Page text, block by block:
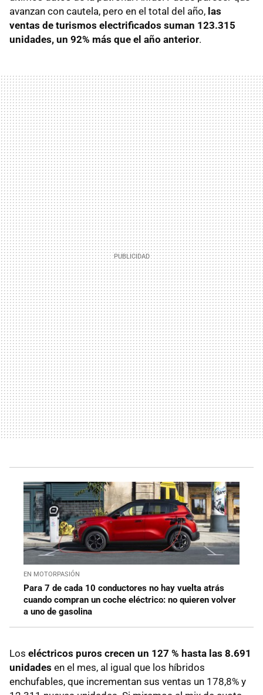
avanzan con cautela, pero en el total del año, las
ventas de turismos electrificados suman 123.315
unidades, un 92% más que el año anterior.
EN MOTORPASIÓN
Para 7 de cada 10 conductores no hay vuelta atrás
cuando compran un coche eléctrico: no quieren volver
a uno de gasolina
Los eléctricos puros crecen un 127 % hasta las 8.691
unidades en el mes, al igual que los híbridos
enchufables, que incrementan sus ventas un 178,8% y